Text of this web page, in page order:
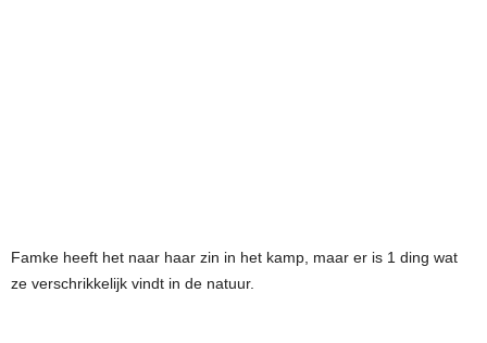
Famke heeft het naar haar zin in het kamp, maar er is 1 ding wat
ze verschrikkelijk vindt in de natuur.